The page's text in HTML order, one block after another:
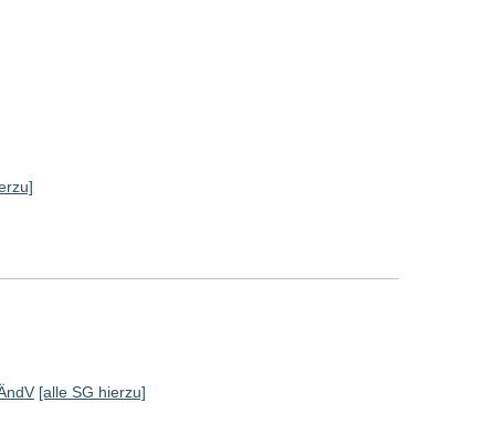
[alle SG hierzu]